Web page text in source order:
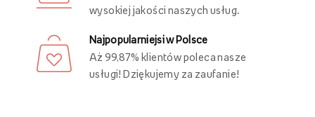
wysokiej jakości naszych usług.
Najpopularniejsi w Polsce
Aż 99,87% klientów poleca nasze
usługi! Dziękujemy za zaufanie!